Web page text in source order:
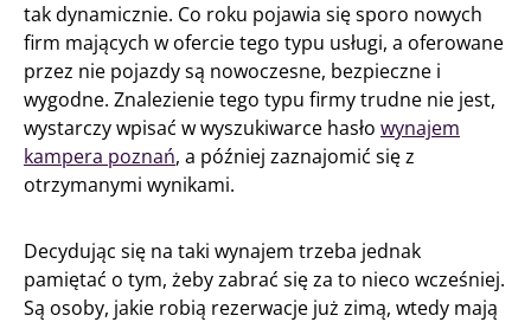
tak dynamicznie. Co roku pojawia się sporo nowych
firm mających w ofercie tego typu usługi, a oferowane
przez nie pojazdy są nowoczesne, bezpieczne i
wygodne. Znalezienie tego typu firmy trudne nie jest,
wystarczy wpisać w wyszukiwarce hasło wynajem
kampera poznań, a później zaznajomić się z
otrzymanymi wynikami.
Decydując się na taki wynajem trzeba jednak
pamiętać o tym, żeby zabrać się za to nieco wcześniej.
Są osoby, jakie robią rezerwacje już zimą, wtedy mają